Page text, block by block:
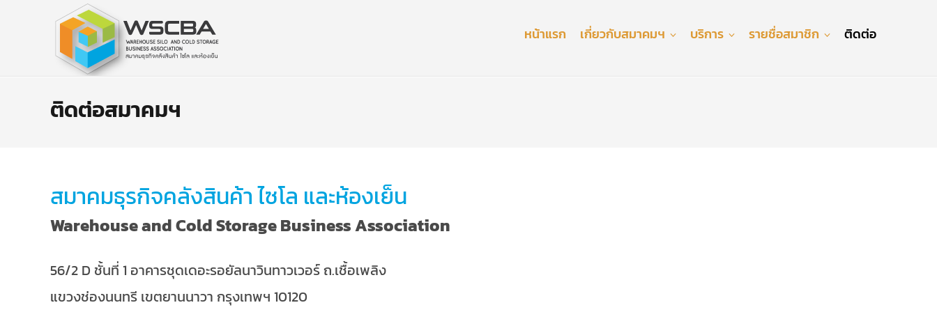
หน้าแรก เกี่ยวกับสมาคมฯ บริการ รายชื่อสมาชิก ติดต่อ
ติดต่อสมาคมฯ
สมาคมธุรกิจคลังสินค้า ไซโล และห้องเย็น
Warehouse and Cold Storage Business Association
56/2 D ชั้นที่ 1 อาคารชุดเดอะรอยัลนาวินทาวเวอร์ ถ.เชื้อเพลิง
แขวงช่องนนทรี เขตยานนาวา กรุงเทพฯ 10120